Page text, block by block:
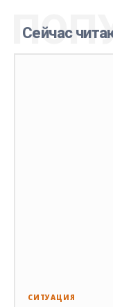
Сейчас
СИТУАЦИЯ